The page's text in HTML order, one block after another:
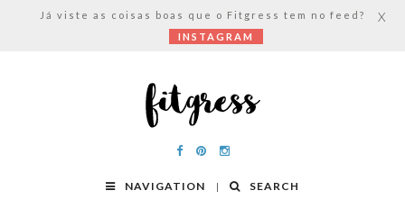
NAVIGATION SEARCH
Já viste as coisas boas que o Fitgress tem no feed?
INSTAGRAM
X